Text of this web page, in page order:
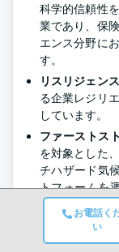
お電話く
い
科学的信頼性
業であり、保
エンス分野に
す。
リスリジェンス
る企業レジリ
しています。
ファーストス
を対象とした
チハザード気
トフォームを
たRisk Factor
ハザードリス
シナリオモデ